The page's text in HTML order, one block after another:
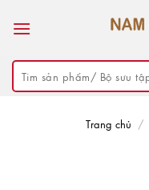
Tìm
kiếm:
Trang chủ /